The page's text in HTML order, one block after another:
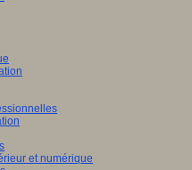
et numérique